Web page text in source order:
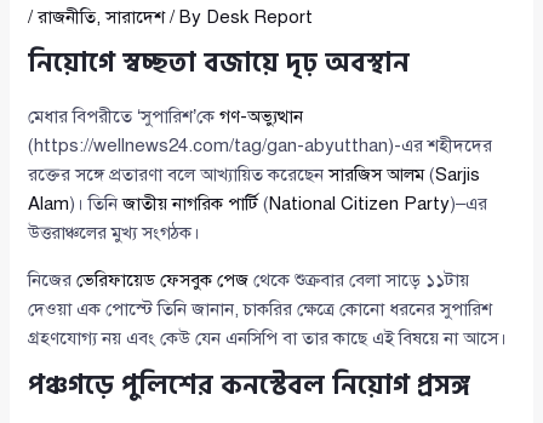
/রাজনীতি,সারাদেশ/ By Desk Report
নিয়োগে স্বচ্ছতা বজায়ে দৃঢ় অবস্থান
মেধার বিপরীতে ‘সুপারিশ’কেগণ-অভ্যুত্থান
(https://wellnews24.com/tag/gan-abyutthan)-এর শহীদদের
রক্তের সঙ্গে প্রতারণা বলে আখ্যায়িত করেছেনসারজিস আলম(Sarjis
Alam)। তিনিজাতীয় নাগরিক পার্টি (National Citizen Party)–এর
উত্তরাঞ্চলের মুখ্য সংগঠক।
নিজেরভেরিফায়েড ফেসবুক পেজ থেকে শুক্রবার বেলা সাড়ে ১১টায়
দেওয়া এক পোস্টে তিনি জানান, চাকরির ক্ষেত্রে কোনো ধরনের সুপারিশ
গ্রহণযোগ্য নয় এবং কেউ যেন এনসিপি বা তার কাছে এই বিষয়ে না আসে।
পঞ্চগড়ে পুলিশের কনস্টেবল নিয়োগ প্রসঙ্গ